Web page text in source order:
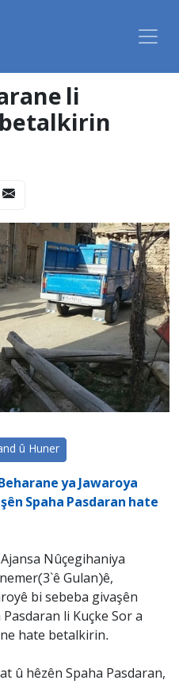
li
û Huner
ya Jawaroya
Spaha Pasdaran hate
Nûçegihaniya
Gulan)ê,
bi sebeba givaşên
li Kuçke Sor a
hate betalkirin.
û hêzên Spaha Pasdaran,